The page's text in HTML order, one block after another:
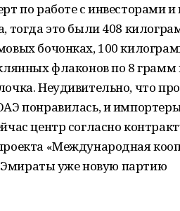
по работе с инвесторами
тогда это были 408
бочонках, 100
флаконов по 8
Неудивительно, что
понравилась, и
центр согласно
«Международная
Эмираты уже новую партию